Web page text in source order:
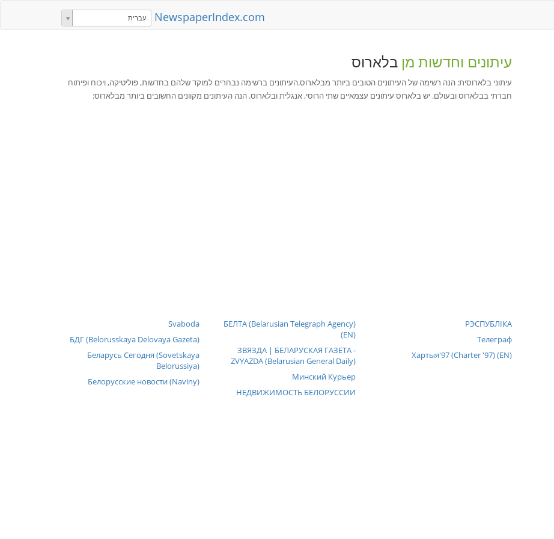
NewspaperIndex.com עברית
עיתונים וחדשות מן בלארוס
עיתוני בלארוסית: הנה רשימה של העיתונים הטובים ביותר מבלארוס.העיתונים ברשימה נבחרים למוקד שלהם בחדשות, פוליטיקה, ויכוח ופיתוח
חברתי בבלארוס ובעולם. יש בלארוס עיתונים עצמאיים שתי הרוסי, אנגלית ובלארוס. הנה העיתונים מקוונים החשובים ביותר מבלארוס:
Svaboda
БДГ (Belorusskaya Delovaya Gazeta)
Беларусь Сегодня (Sovetskaya
Belorussiya)
Белорусские новости (Naviny)
БЕЛТА (Belarusian Telegraph Agency)
(EN)
ЗВЯЗДА | БЕЛАРУСКАЯ ГАЗЕТА -
ZVYAZDA (Belarusian General Daily)
Минский Курьер
НЕДВИЖИМОСТЬ БЕЛОРУССИИ
РЭСПУБЛIКА
Телеграф
Хартыя'97 (Charter '97) (EN)